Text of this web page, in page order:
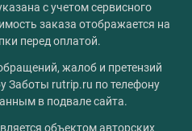
с учетом сервисного
заказа отображается на
перед оплатой.
жалоб и претензий
Заботы rutrip.ru по телефону
в подвале сайта.
объектом авторских